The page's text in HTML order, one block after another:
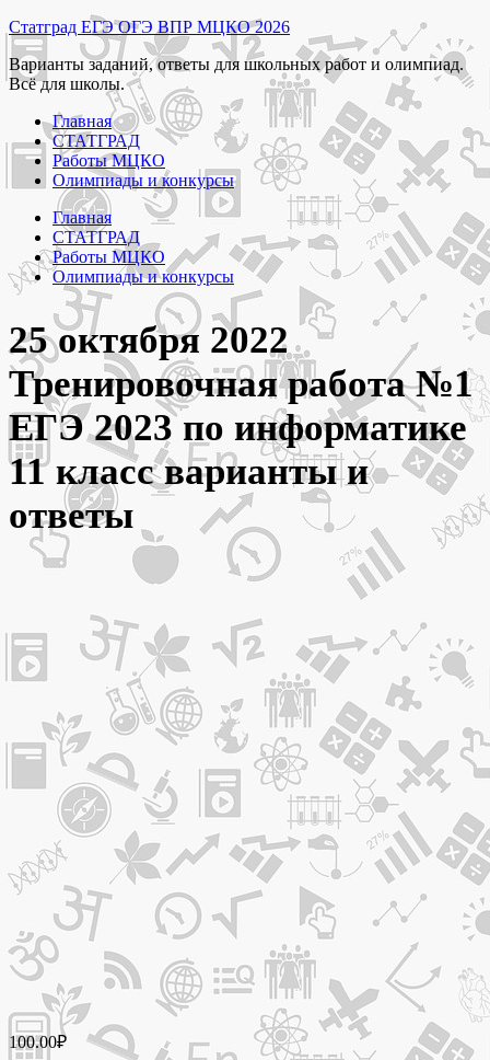
Перейти
к
содержимому
Статград ЕГЭ ОГЭ ВПР МЦКО 2026
Варианты заданий, ответы для школьных работ и олимпиад.
Всё для школы.
Главная
СТАТГРАД
Работы МЦКО
Олимпиады и конкурсы
Главная
СТАТГРАД
Работы МЦКО
Олимпиады и конкурсы
25 октября 2022
Тренировочная работа №1
ЕГЭ 2023 по информатике
11 класс варианты и
ответы
100.00₽